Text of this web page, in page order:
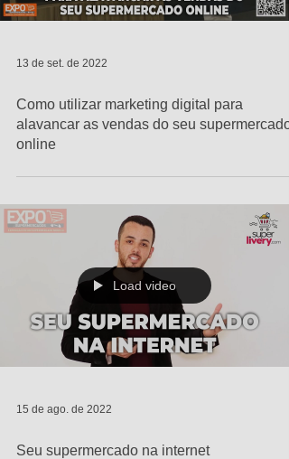
13 de set. de 2022
Como utilizar marketing digital para
alavancar as vendas do seu supermercado
online
Load video
15 de ago. de 2022
Seu supermercado na internet